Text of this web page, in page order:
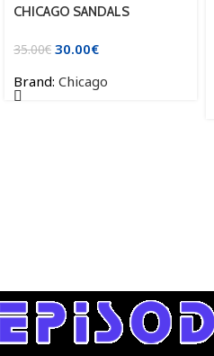
CHICAGO SANDALS
35.00€ 30.00€
Brand: Chicago